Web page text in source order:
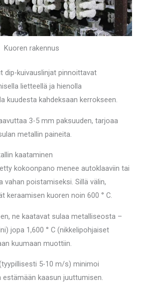
Kuoren rakennus
dip-kuivauslinjat pinnoittavat
lietteellä ja hienolla
kuudesta kahdeksaan kerrokseen.
3-5 mm paksuuden, tarjoaa
metallin paineita.
kaataminen
kokoonpano menee autoklaaviin tai
vahan poistamiseksi. Sillä välin,
keraamisen kuoren noin 600 ° C.
ne kaatavat sulaa metalliseosta –
jopa 1,600 ° C (nikkelipohjaiset
kuumaan muottiin.
5-10 m/s) minimoi
kaasun juuttumisen.